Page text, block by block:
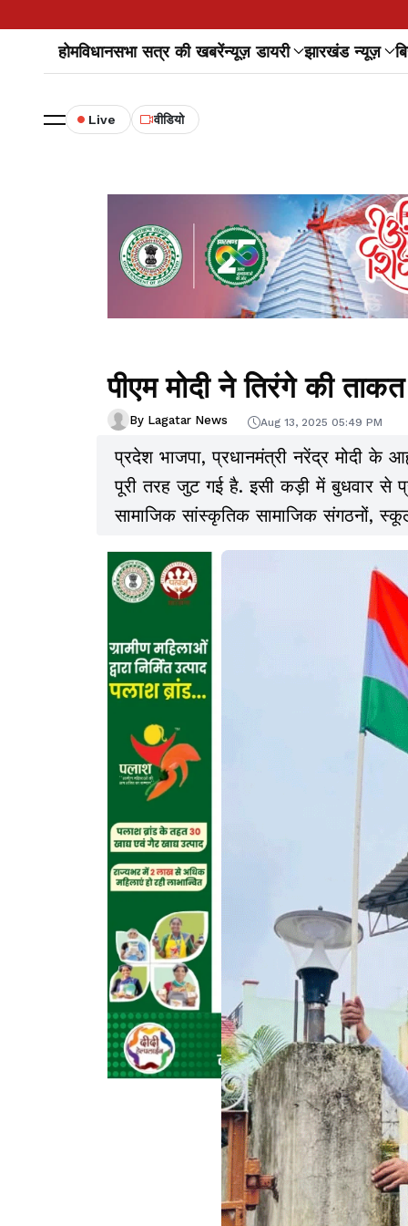
होमविधानसभा सत्र की खबरेंन्यूज़ डायरी झारखंड न्यूज़
Live वीडियो
पीएम मोदी ने तिरंगे की
By Lagatar News Aug 13, 2025 05:49 PM
प्रदेश भाजपा, प्रधानमंत्री नरेंद्र मोदी के
पूरी तरह जुट गई है. इसी कड़ी में बुधवार से
सामाजिक सांस्कृतिक सामाजिक संगठनों, स्कूल
से निकाली जा रही.